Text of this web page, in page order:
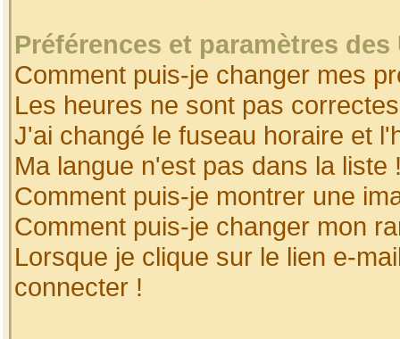
Préférences et paramètres
Comment puis-je changer mes
Les heures ne sont pas
J'ai changé le fuseau horaire et
Ma langue n'est pas dans la liste
Comment puis-je montrer une
Comment puis-je changer mon
Lorsque je clique sur le lien e-
connecter !